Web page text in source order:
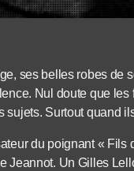
ses belles robes de
Nul doute que
Surtout quand
du poignant «
Jeannot. Un Gilles